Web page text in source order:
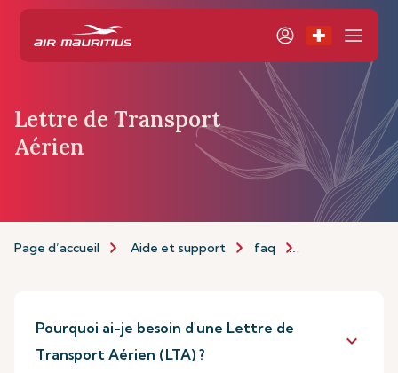
Lettre de Transport
Aérien
Page d’accueil Aide et support faq
Pourquoi ai-je besoin d'une Lettre de
Transport Aérien (LTA) ?
keyboard_arrow_down